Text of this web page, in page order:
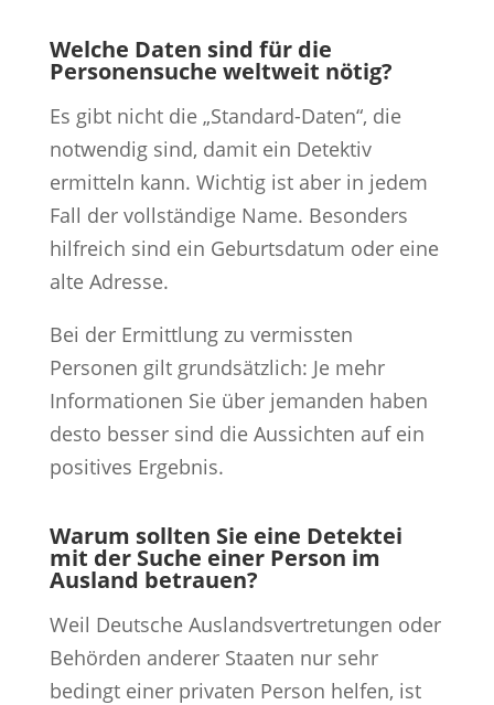
Welche Daten sind für die
Personensuche weltweit nötig?
Es gibt nicht die „Standard-Daten“, die
notwendig sind, damit ein Detektiv
ermitteln kann. Wichtig ist aber in jedem
Fall der vollständige Name. Besonders
hilfreich sind ein Geburtsdatum oder eine
alte Adresse.
Bei der Ermittlung zu vermissten
Personen gilt grundsätzlich: Je mehr
Informationen Sie über jemanden haben
desto besser sind die Aussichten auf ein
positives Ergebnis.
Warum sollten Sie eine Detektei
mit der Suche einer Person im
Ausland betrauen?
Weil Deutsche Auslandsvertretungen oder
Behörden anderer Staaten nur sehr
bedingt einer privaten Person helfen, ist